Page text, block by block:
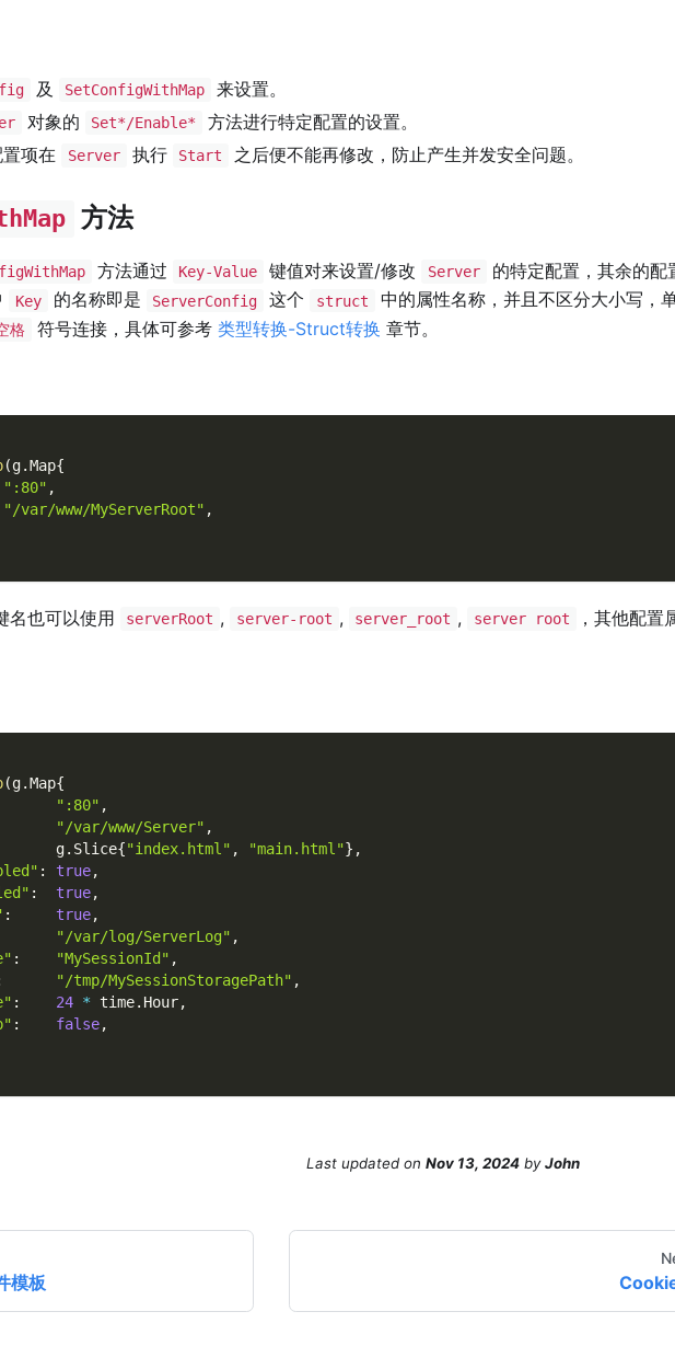
及 SetConfigWithMap
来设置。
对象的 Set*/Enable*
方法进行特定配置的设置。
项在
Server 执行 Start 之后便不能再修改，防止产生并发安全问题。
方法
方法通过 Key-Value 键值对来设置/修改 Server
的特定配置，其余的配
Key 的名称即是 ServerConfig 这个 struct
中的属性名称，并且不区分大小写，
格 符号连接，具体可参考 类型转换-Struct转换 章节。
(g.Map{
":80" ,
"/var/www/MyServerRoot" ,
名也可以使用 serverRoot , server-root , server_root , server root
，其他配置
(g.Map{
":80" ,
"/var/www/Server" ,
g
. Slice{"index.html" , "main.html"} ,
: true,
: true,
: true,
"/var/log/ServerLog" ,
: "MySessionId" ,
"/tmp/MySessionStoragePath" ,
: 24 * time. Hour,
: false,
Last updatedon Nov 13, 2024byJohn
模板